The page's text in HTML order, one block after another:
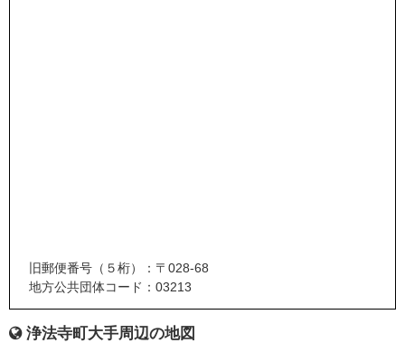
旧郵便番号（５桁）：〒028-68
地方公共団体コード：03213
浄法寺町大手周辺の地図